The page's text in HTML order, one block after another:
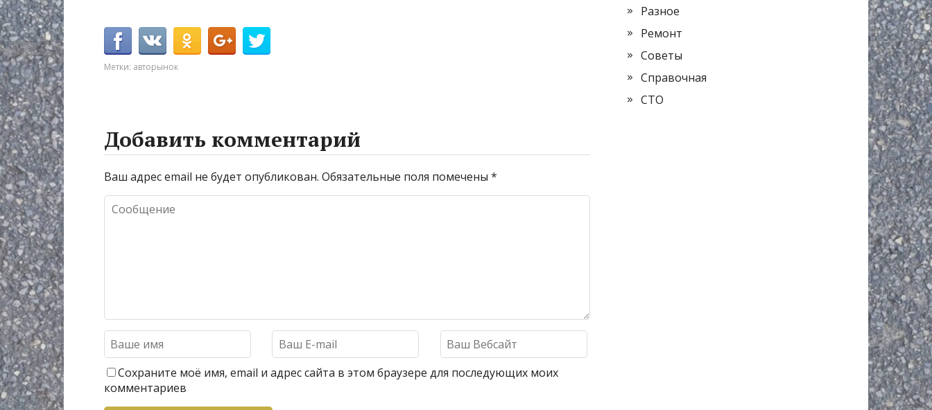
Метки: авторынок
Добавить комментарий
Ваш адрес email не будет опубликован. Обязательные поля помечены *
Сохраните моё имя, email и адрес сайта в этом браузере для последующих моих
комментариев
Разное
Ремонт
Советы
Справочная
СТО